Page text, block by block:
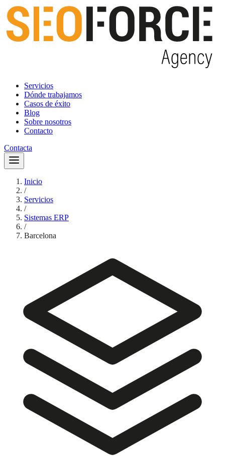
Servicios
Dónde trabajamos
Casos de éxito
Blog
Sobre nosotros
Contacto
Contacta
Inicio
/
Servicios
/
Sistemas ERP
/
Barcelona